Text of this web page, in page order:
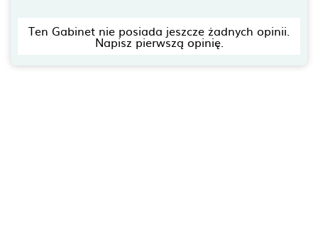
Ten Gabinet nie posiada jeszcze żadnych opinii.
Napisz pierwszą opinię.